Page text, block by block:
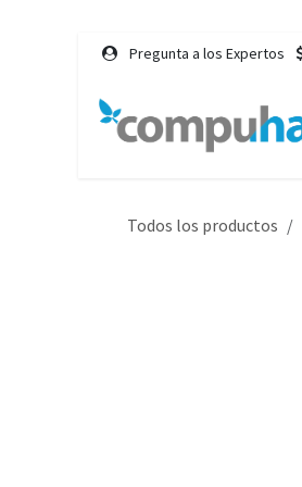
Ir al contenido Pregunta a los Expertos
Todos los productos